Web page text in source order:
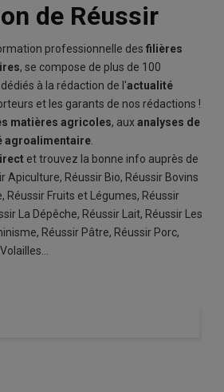
de Réussir
professionnelle des filières
, se compose de plus de 100
à la rédaction de l'actualité
et les garants de nos rédactions !
matières agricoles, auxanalyses de
agroalimentaire
et trouvez la bonne info auprès de
Apiculture, Réussir Bio, Réussir Bovins
Réussir Fruits et Légumes, Réussir
La Dépêche, Réussir Lait, Réussir Les
Réussir Pâtre, Réussir Porc,